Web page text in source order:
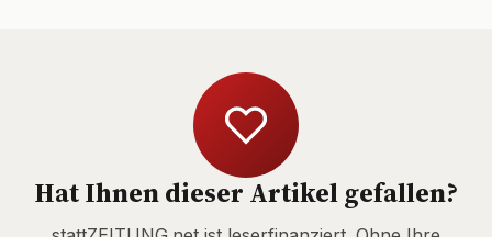
Hat Ihnen dieser Artikel gefallen?